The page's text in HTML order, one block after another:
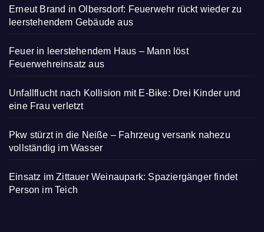
Erneut Brand in Olbersdorf: Feuerwehr rückt wieder zu
leerstehendem Gebäude aus
Feuer in leerstehendem Haus – Mann löst
Feuerwehreinsatz aus
Unfallflucht nach Kollision mit E-Bike: Drei Kinder und
eine Frau verletzt
Pkw stürzt in die Neiße – Fahrzeug versank nahezu
vollständig im Wasser
Einsatz im Zittauer Weinaupark: Spaziergänger findet
Person im Teich